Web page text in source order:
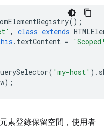
();
, class extends
. textContent =
( 'my-host' ).
);
素登錄保留空間，使用者